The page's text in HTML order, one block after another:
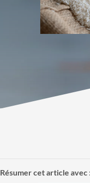
Résumer cet article avec